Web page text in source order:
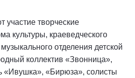
участие творческие
культуры, краеведческого
отделения детской
коллектив «Звонница»,
«Ивушка», «Бирюза», солисты